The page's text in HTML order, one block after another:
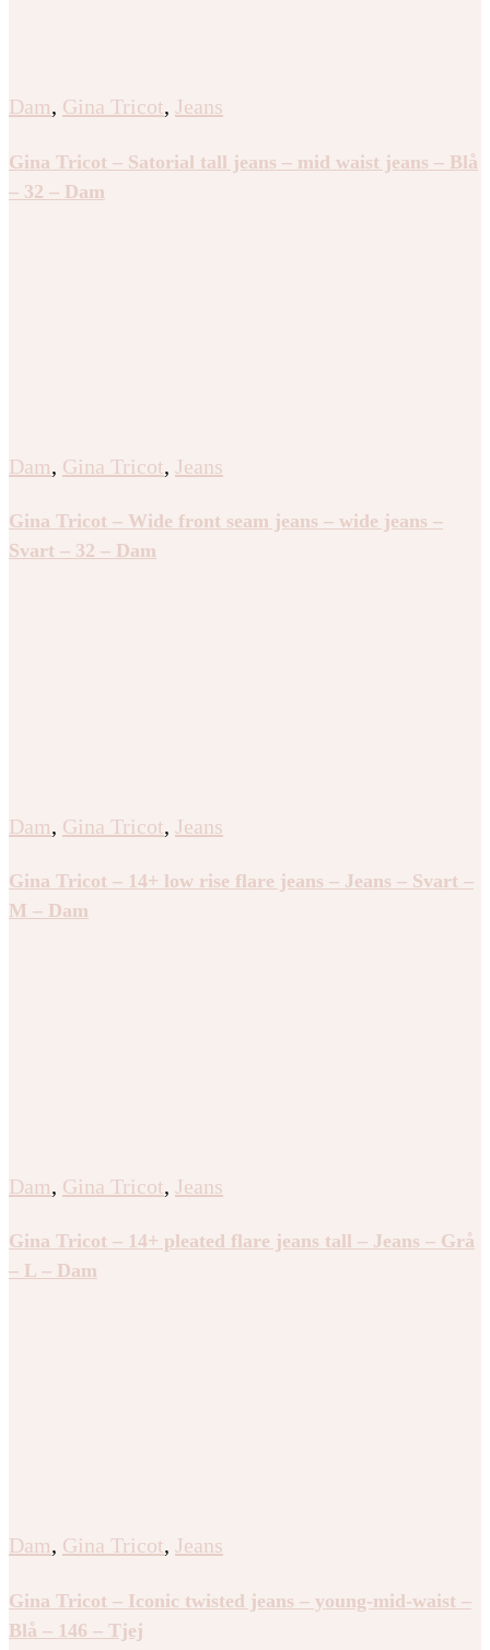
Dam, Gina Tricot, Jeans
Gina Tricot – Satorial tall jeans – mid waist jeans – Blå
– 32 – Dam
Dam, Gina Tricot, Jeans
Gina Tricot – Wide front seam jeans – wide jeans –
Svart – 32 – Dam
Dam, Gina Tricot, Jeans
Gina Tricot – 14+ low rise flare jeans – Jeans – Svart –
M – Dam
Dam, Gina Tricot, Jeans
Gina Tricot – 14+ pleated flare jeans tall – Jeans – Grå
– L – Dam
Dam, Gina Tricot, Jeans
Gina Tricot – Iconic twisted jeans – young-mid-waist –
Blå – 146 – Tjej